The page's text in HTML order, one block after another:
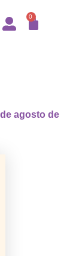
0
agosto de